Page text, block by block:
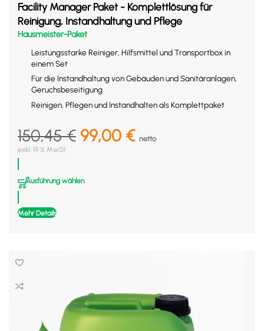
Facility Manager Paket - Komplettlösung für
Reinigung, Instandhaltung und Pflege
Hausmeister-Paket
Leistungsstarke Reiniger, Hilfsmittel und Transportbox in
einem Set
Für die Instandhaltung von Gebäuden und Sanitäranlagen,
Geruchsbeseitigung
Reinigen, Pflegen und Instandhalten als Komplettpaket
150,45€ Ursprünglicher Preis
99,00 €Aktueller Preis
netto
exkl. 19 % MwSt.
Ausführung wählen
Mehr Details